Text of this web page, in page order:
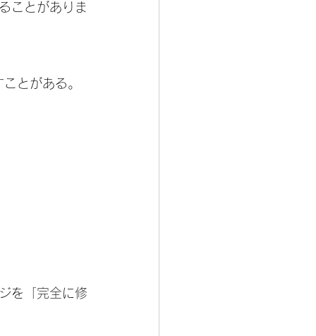
ことがありま
とがある。
を「完全に修